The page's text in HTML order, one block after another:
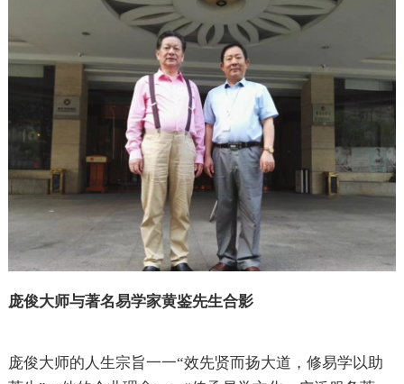
庞俊大师与著名易学家黄鉴先生合影
庞俊大师的人生宗旨一一“效先贤而扬大道，修易学以助